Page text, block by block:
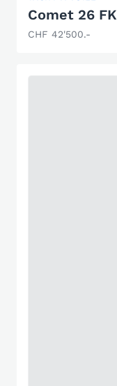
Comet 26 FK
CHF 42'500.-